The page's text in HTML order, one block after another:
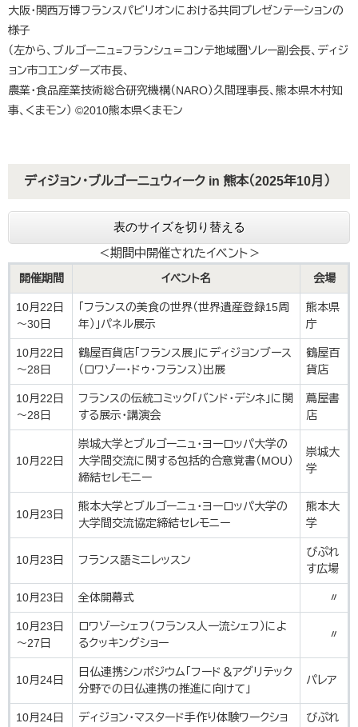
大阪・関西万博フランスパビリオンにおける共同プレゼンテーションの
様子
（左から、ブルゴーニュ=フランシュ＝コンテ地域圏ソレー副会長、ディジ
ョン市コエンダーズ市長、
農業・食品産業技術総合研究機構（NARO）久間理事長、熊本県木村知
事、くまモン） ©2010熊本県くまモン
ディジョン・ブルゴーニュウィーク in 熊本（2025年10月）
表のサイズを切り替える
＜期間中開催されたイベント＞
開催期間 イベント名 会場
10月22日
～30日
「フランスの美食の世界（世界遺産登録15周
年）」パネル展示
熊本県
庁
10月22日
～28日
鶴屋百貨店「フランス展」にディジョンブース
（ロワゾー・ドゥ・フランス）出展
鶴屋百
貨店
10月22日
～28日
フランスの伝統コミック「バンド・デシネ」に関
する展示・講演会
蔦屋書
店
10月22日
崇城大学とブルゴーニュ・ヨーロッパ大学の
大学間交流に関する包括的合意覚書（MOU）
締結セレモニー
崇城大
学
10月23日
熊本大学とブルゴーニュ・ヨーロッパ大学の
大学間交流協定締結セレモニー
熊本大
学
10月23日 フランス語ミニレッスン
びぷれ
す広場
10月23日 全体開幕式 〃
10月23日
～27日
ロワゾーシェフ（フランス人一流シェフ）によ
るクッキングショー
〃
10月24日
日仏連携シンポジウム「フード＆アグリテック
分野での日仏連携の推進に向けて」
パレア
10月24日
ディジョン・マスタード手作り体験ワークショ
びぷれ